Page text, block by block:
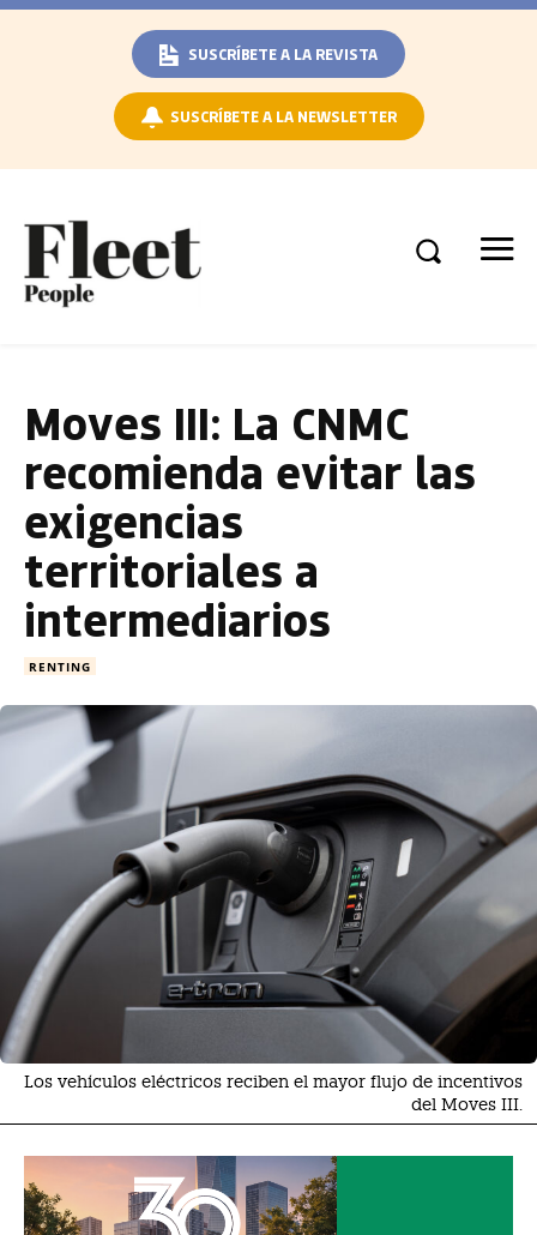
SUSCRÍBETE A LA REVISTA
SUSCRÍBETE A LA NEWSLETTER
Moves III: La CNMC
recomienda evitar las
exigencias
territoriales a
intermediarios
RENTING
Los vehículos eléctricos reciben el mayor flujo de incentivos
del Moves III.